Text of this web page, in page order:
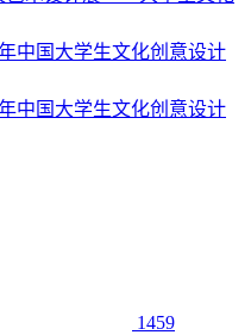
中国大学生文化创意设计
中国大学生文化创意设计
1459